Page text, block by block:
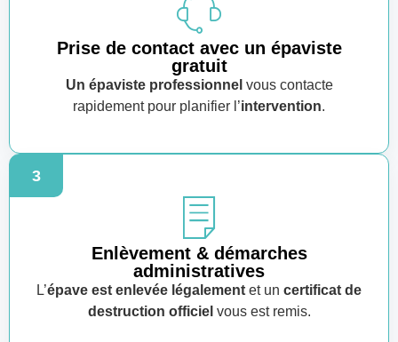
Prise de contact avec un épaviste
gratuit
Un épaviste professionnel vous contacte
rapidement pour planifier l’intervention.
3
Enlèvement & démarches
administratives
L’épave est enlevée légalement et un certificat de
destruction officiel vous est remis.